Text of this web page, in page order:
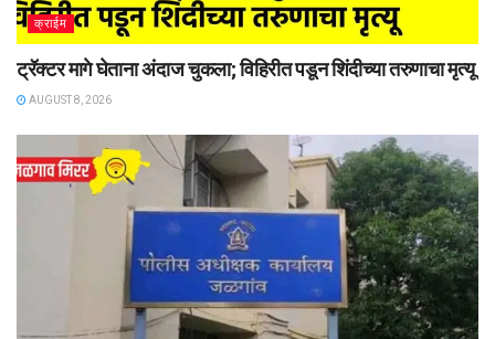
क्राईम
ट्रॅक्टर मागे घेताना अंदाज चुकला; विहिरीत पडून शिंदीच्या तरुणाचा मृत्यू
AUGUST 8, 2026